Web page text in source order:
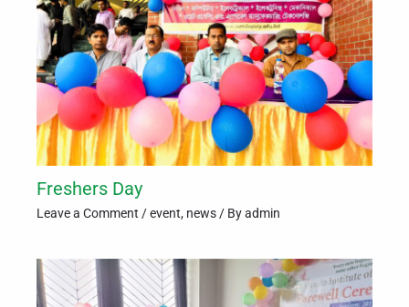
Freshers Day
Leave a Comment /event, news / Byadmin